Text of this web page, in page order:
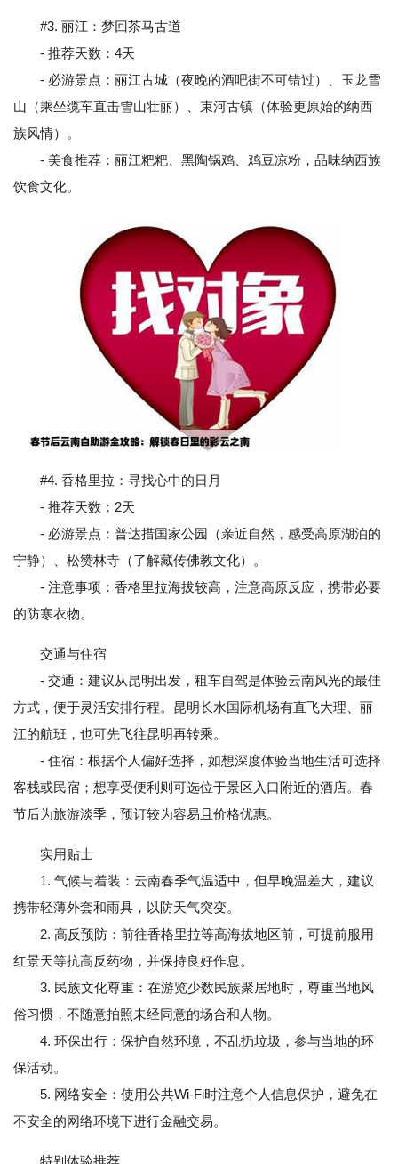
#3. 丽江：梦回茶马古道
- 推荐天数：4天
- 必游景点：丽江古城（夜晚的酒吧街不可错过）、玉龙雪
山（乘坐缆车直击雪山壮丽）、束河古镇（体验更原始的纳西
族风情）。
- 美食推荐：丽江粑粑、黑陶锅鸡、鸡豆凉粉，品味纳西族
饮食文化。
#4. 香格里拉：寻找心中的日月
- 推荐天数：2天
- 必游景点：普达措国家公园（亲近自然，感受高原湖泊的
宁静）、松赞林寺（了解藏传佛教文化）。
- 注意事项：香格里拉海拔较高，注意高原反应，携带必要
的防寒衣物。
交通与住宿
- 交通：建议从昆明出发，租车自驾是体验云南风光的最佳
方式，便于灵活安排行程。昆明长水国际机场有直飞大理、丽
江的航班，也可先飞往昆明再转乘。
- 住宿：根据个人偏好选择，如想深度体验当地生活可选择
客栈或民宿；想享受便利则可选位于景区入口附近的酒店。春
节后为旅游淡季，预订较为容易且价格优惠。
实用贴士
1. 气候与着装：云南春季气温适中，但早晚温差大，建议
携带轻薄外套和雨具，以防天气突变。
2. 高反预防：前往香格里拉等高海拔地区前，可提前服用
红景天等抗高反药物，并保持良好作息。
3. 民族文化尊重：在游览少数民族聚居地时，尊重当地风
俗习惯，不随意拍照未经同意的场合和人物。
4. 环保出行：保护自然环境，不乱扔垃圾，参与当地的环
保活动。
5. 网络安全：使用公共Wi-Fi时注意个人信息保护，避免在
不安全的网络环境下进行金融交易。
特别体验推荐